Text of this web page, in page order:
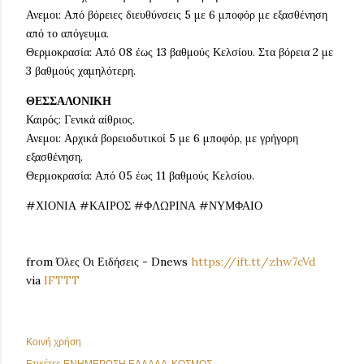
Ανεμοι: Από βόρειες διευθύνσεις 5 με 6 μποφόρ με εξασθένηση
από το απόγευμα.
Θερμοκρασία: Από 08 έως 13 βαθμούς Κελσίου. Στα βόρεια 2 με
3 βαθμούς χαμηλότερη.
ΘΕΣΣΑΛΟΝΙΚΗ
Καιρός: Γενικά αίθριος.
Ανεμοι: Αρχικά βορειοδυτικοί 5 με 6 μποφόρ, με γρήγορη
εξασθένηση.
Θερμοκρασία: Από 05 έως 11 βαθμούς Κελσίου.
#ΧΙΟΝΙΑ #ΚΑΙΡΟΣ #ΦΛΩΡΙΝΑ #ΝΥΜΦΑΙΟ
from Όλες Οι Ειδήσεις - Dnews https://ift.tt/zhw7cVd
via IFTTT
Κοινή χρήση